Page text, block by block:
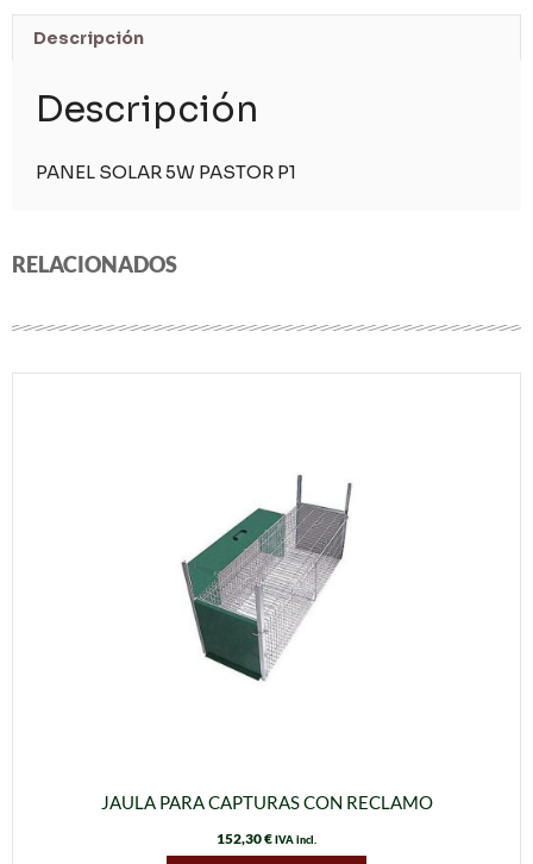
Descripción
Descripción
PANEL SOLAR 5W PASTOR P1
RELACIONADOS
JAULA PARA CAPTURAS CON RECLAMO
152,30€ IVA incl.